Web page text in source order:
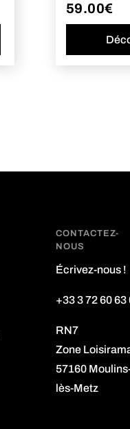
59.00€
CONTACTEZ-
NOUS
Écrivez-nous !
+33 3 72 60 63
RN7
Zone
57160
lès-Metz